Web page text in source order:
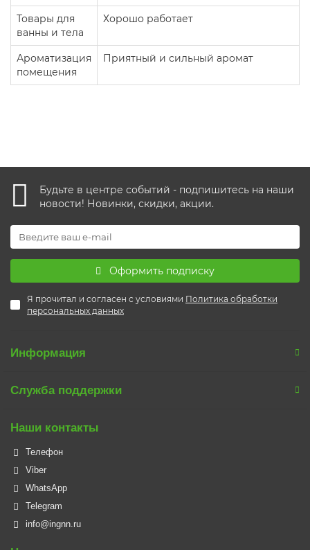
Товары для
ванны и тела
Хорошо работает
Ароматизация
помещения
Приятный и сильный аромат
Будьте в центре событий - подпишитесь на наши
новости! Новинки, скидки, акции.
Оформить подписку
Я прочитал и согласен с условиями Политика обработки
персональных данных
Информация
Служба поддержки
Наши контакты
Телефон
Viber
WhatsApp
Telegram
info@ingnn.ru